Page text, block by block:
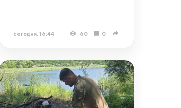
сегодня, 16:44 60 0